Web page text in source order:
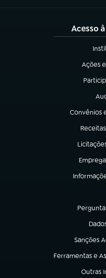
Acesso
Ações
(abre
(abre
Convênios
(abre em
(abre
(abre em
(abre
(abre em
(abre em
(abre
Sanções
(abre em
Ferramentas e
(abre em nova
Outras
(abre